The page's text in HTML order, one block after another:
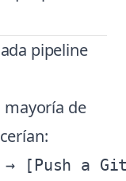
pipeline
mayoría de